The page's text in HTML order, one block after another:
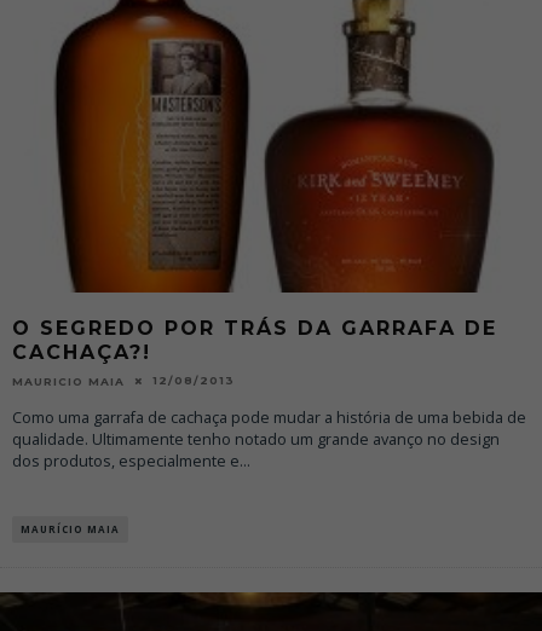
O SEGREDO POR TRÁS DA GARRAFA DE
CACHAÇA?!
MAURICIO MAIA 12/08/2013
Como uma garrafa de cachaça pode mudar a história de uma bebida de
qualidade. Ultimamente tenho notado um grande avanço no design
dos produtos, especialmente e...
MAURÍCIO MAIA